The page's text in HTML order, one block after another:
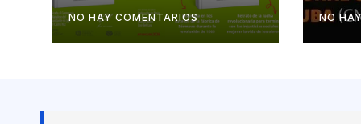
NO HAY COMENTARIOS
NO